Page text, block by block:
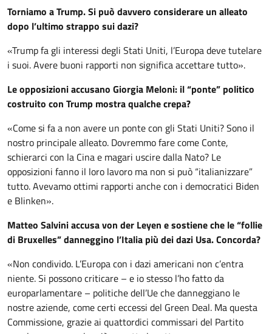
Torniamo a Trump. Si può davvero considerare un alleato
dopo l’ultimo strappo sui dazi?
«Trump fa gli interessi degli Stati Uniti, l’Europa deve tutelare
i suoi. Avere buoni rapporti non significa accettare tutto».
Le opposizioni accusano Giorgia Meloni: il “ponte” politico
costruito con Trump mostra qualche crepa?
«Come si fa a non avere un ponte con gli Stati Uniti? Sono il
nostro principale alleato. Dovremmo fare come Conte,
schierarci con la Cina e magari uscire dalla Nato? Le
opposizioni fanno il loro lavoro ma non si può “italianizzare”
tutto. Avevamo ottimi rapporti anche con i democratici Biden
e Blinken».
Matteo Salvini accusa von der Leyen e sostiene che le “follie
di Bruxelles” danneggino l’Italia più dei dazi Usa. Concorda?
«Non condivido. L’Europa con i dazi americani non c’entra
niente. Si possono criticare – e io stesso l’ho fatto da
europarlamentare – politiche dell’Ue che danneggiano le
nostre aziende, come certi eccessi del Green Deal. Ma questa
Commissione, grazie ai quattordici commissari del Partito